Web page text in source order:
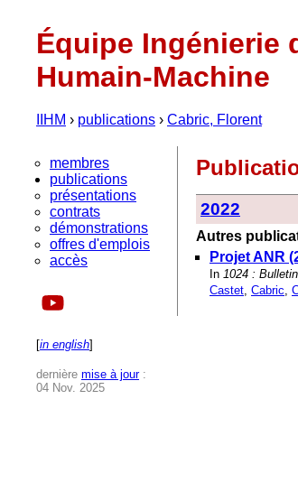
Équipe Ingénierie
Humain-Machine
IIHM › publications › Cabric, Florent
membres
publications
présentations
contrats
démonstrations
offres d'emplois
accès
[in english]
dernière mise à jour:
04 Nov. 2025
2022
Autres
Projet ANR
In 1024 :
Castet, Cabric,